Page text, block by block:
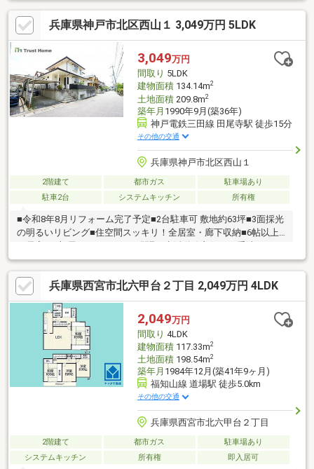
金融機関をご提案。住宅ローンが初めての方でもお気軽にご相談
ください。・本物件は条件により住宅ローン減税が適用されま
す。・シロアリ防除工事施工後5年間保証。【周辺施設】・ハロー
ズ 西宮山口店様まで約1200ｍ（徒歩約15分）・ローソン 西宮下
山口一丁目店様まで約550ｍ（徒歩約7分）・有馬
兵庫県神戸市北区西山１ 3,049万円 5LDK
3,049万円
間取り 5LDK
建物面積134.14m2
土地面積209.8m2
築年月 1990年9月(築36年)
神戸電鉄三田線 田尾寺駅 徒歩15分
その他の交通
兵庫県神戸市北区西山１
2階建て 都市ガス
駐車場あり
駐車2台
システムキッチン 所有権
■令和8年8月リフォーム完了予定■2台駐車可 敷地約63坪■3面採光
の明るいリビング■住空間スッキリ！全居室・廊下収納■6帖以上
所■洗濯物が乾きやすい南向きバルコニー■モニタ付インターホン
有でセキュリティ安心■全室洋室でお掃除かんたん♪■小学校、ス
ーパー、病院が徒歩10分圏内〈リフォーム内容〉・システムキッ
チン新調・洗面化粧台新調・ユニットバス新調・温水洗浄便座付
トイレ新調・クロス貼替・建具新調などお家探しは、『物件掲載
数No.1』のトラストホームにお任せください！ 0120-39-7710
兵庫県西宮市北六甲台２丁目 2,049万円 4LDK
2,049万円
間取り 4LDK
建物面積117.33m2
土地面積198.54m2
築年月 1984年12月(築41年9ヶ月)
福知山線 道場駅 徒歩5.0km
その他の交通
兵庫県西宮市北六甲台２丁目
2階建て 都市ガス
駐車場あり
システムキッチン
所有権 即入居可